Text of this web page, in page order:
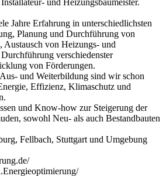
Jahre Erfahrung in unterschiedlichsten
Planung und Durchführung von
Austausch von Heizungs- und
verschiedenster
von Förderungen.
und Weiterbildung sind wir schon
Effizienz, Klimaschutz und
und Know-how zur Steigerung der
sowohl Neu- als auch Bestandbauten
Fellbach, Stuttgart und Umgebung